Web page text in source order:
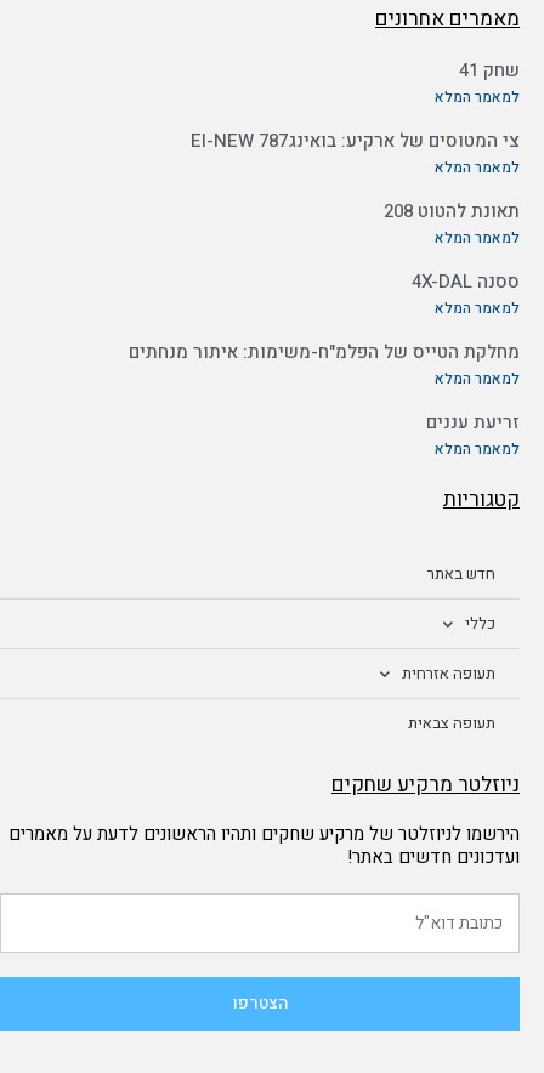
מאמרים אחרונים
שחק 41
למאמר המלא
צי המטוסים של ארקיע: בואינג787 EI-NEW
למאמר המלא
תאונת להטוט 208
למאמר המלא
ססנה 4X-DAL
למאמר המלא
מחלקת הטייס של הפלמ"ח-משימות: איתור מנחתים
למאמר המלא
זריעת עננים
למאמר המלא
קטגוריות
חדש באתר
כללי
תעופה אזרחית
תעופה צבאית
ניוזלטר מרקיע שחקים
הירשמו לניוזלטר של מרקיע שחקים ותהיו הראשונים לדעת על מאמרים
ועדכונים חדשים באתר!